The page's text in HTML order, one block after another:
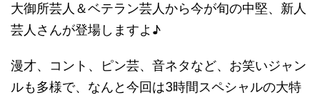
大御所芸人＆ベテラン芸人から今が旬の中堅、新人
芸人さんが登場しますよ♪
漫才、コント、ピン芸、音ネタなど、お笑いジャン
ルも多様で、なんと今回は3時間スペシャルの大特